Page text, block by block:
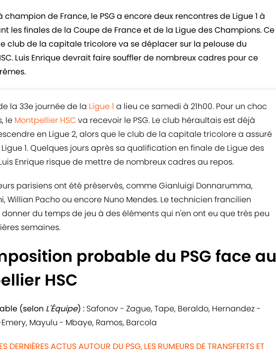
champion de France, le PSG a encore deux rencontres de Ligue 1 à
les finales de la Coupe de France et de la Ligue des Champions. Ce
club de la capitale tricolore va se déplacer sur la pelouse du
Luis Enrique devrait faire souffler de nombreux cadres pour ce
la 33e journée de la Ligue 1 a lieu ce samedi à 21h00. Pour un choc
le Montpellier HSCva recevoir le PSG. Le club héraultais est déjà
en Ligue 2, alors que le club de la capitale tricolore a assuré
1. Quelques jours après sa qualification en finale de Ligue des
Enrique risque de mettre de nombreux cadres au repos.
parisiens ont été préservés, comme Gianluigi Donnarumma,
Willian Pacho ou encore Nuno Mendes. Le technicien francilien
du temps de jeu à des éléments qui n'en ont eu que très peu
semaines.
probable du PSG face au
HSC
(selon L'Équipe) : Safonov - Zague, Tape, Beraldo, Hernandez -
Mayulu - Mbaye, Ramos, Barcola
DERNIÈRES ACTUS AUTOUR DU PSG, LES RUMEURS DE TRANSFERTS ET